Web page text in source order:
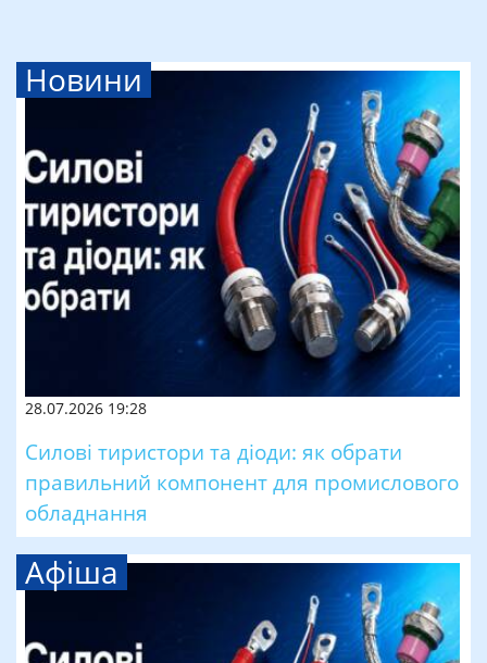
Новини
28.07.2026 19:28
Силові тиристори та діоди: як обрати
правильний компонент для промислового
обладнання
Афіша